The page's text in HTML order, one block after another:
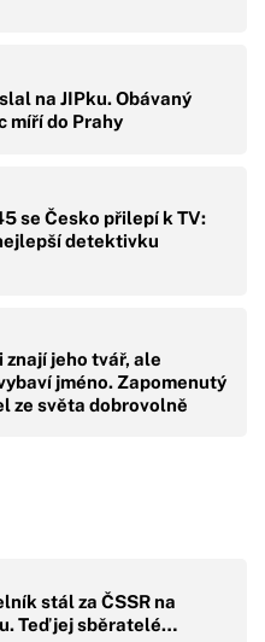
na JIPku. Obávaný
míří do Prahy
se Česko přilepí k TV:
detektivku
znají jeho tvář, ale
jméno. Zapomenutý
ze světa dobrovolně
stál za ČSSR na
Teď jej sběratelé…